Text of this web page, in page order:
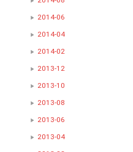
2014-06
2014-04
2014-02
2013-12
2013-10
2013-08
2013-06
2013-04